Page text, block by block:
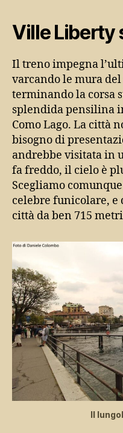
Ville Liberty
Il treno impegna
varcando le mura del
terminando la corsa
splendida pensilina
Como Lago. La città
bisogno di
andrebbe visitata in
fa freddo, il cielo è
Scegliamo
celebre funicolare, e
città da ben 715
Il